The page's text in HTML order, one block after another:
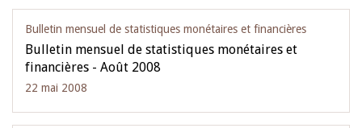
Bulletin mensuel de statistiques monétaires et financières
Bulletin mensuel de statistiques monétaires et
financières - Août 2008
22 mai 2008